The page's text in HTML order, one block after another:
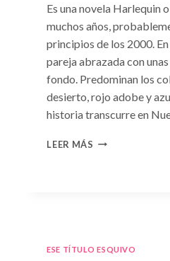
Es una novela Harlequin
muchos años,
principios de los 2000.
pareja abrazada con
fondo. Predominan los
desierto, rojo adobe y
historia transcurre en
LEER MÁS CONSULTA
ESE TÍTULO ESQUIVO